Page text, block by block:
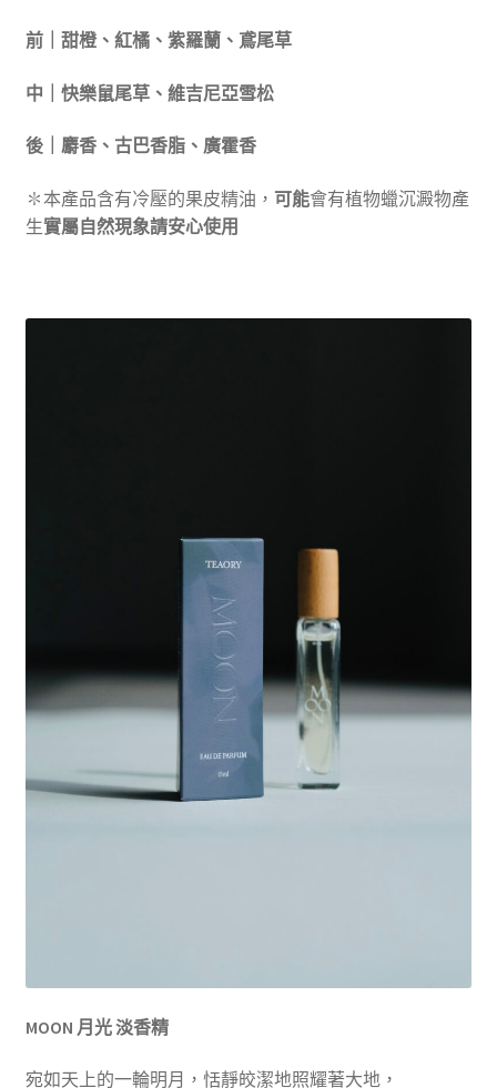
前｜甜橙、紅橘、紫羅蘭、鳶尾草
中｜快樂鼠尾草、維吉尼亞雪松
後｜麝香、古巴香脂、廣霍香
✽本產品含有冷壓的果皮精油， 可能會有植物蠟沉澱物產
生實屬自然現象請安心使用
MOON 月光 淡香精
宛如天上的一輪明月，恬靜皎潔地照耀著大地，